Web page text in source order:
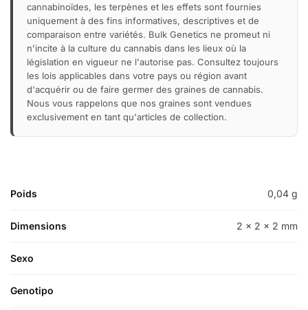
cannabinoïdes, les terpènes et les effets sont fournies
uniquement à des fins informatives, descriptives et de
comparaison entre variétés. Bulk Genetics ne promeut ni
n'incite à la culture du cannabis dans les lieux où la
législation en vigueur ne l'autorise pas. Consultez toujours
les lois applicables dans votre pays ou région avant
d'acquérir ou de faire germer des graines de cannabis.
Nous vous rappelons que nos graines sont vendues
exclusivement en tant qu'articles de collection.
Poids 0,04 g
Dimensions 2 × 2 × 2 mm
Sexo
Genotipo